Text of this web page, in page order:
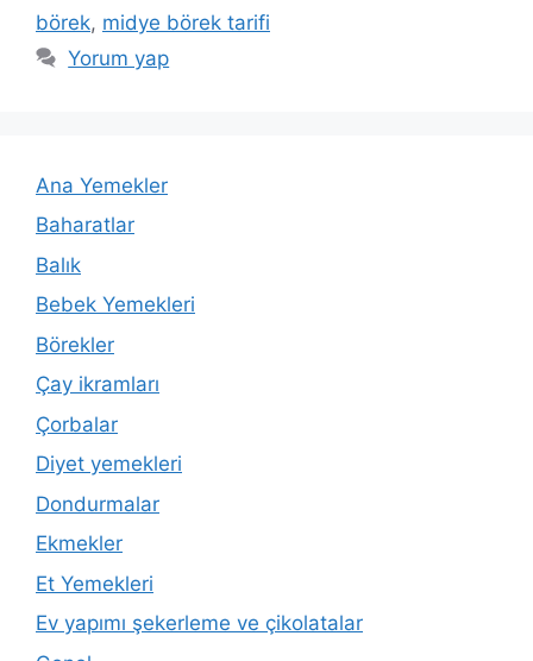
börek, midye börek tarifi
Yorum yap
Ana Yemekler
Baharatlar
Balık
Bebek Yemekleri
Börekler
Çay ikramları
Çorbalar
Diyet yemekleri
Dondurmalar
Ekmekler
Et Yemekleri
Ev yapımı şekerleme ve çikolatalar